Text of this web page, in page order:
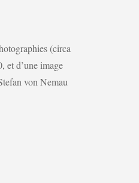
(circa
et d’une image
von Nemau